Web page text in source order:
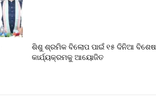
ଶିଶୁ ଶ୍ରମିକ ବିଲୋପ ପାଇଁ ୧୫ ଦିନିଆ ବିଶେଷ
କାର୍ଯ୍ୟକ୍ରମକୁ ଆୟୋଜିତ